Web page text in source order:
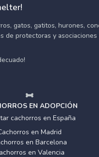
gatos, gatitos, hurones,
de protectoras y
EN ADOPCIÓN
cachorros en España
en Madrid
en Barcelona
en Valencia